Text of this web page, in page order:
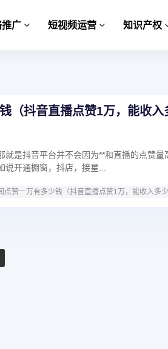
推广 短视频运营 知识产权
（抖音直播点赞1万，能收入
就是抖音平台并不会因为**和直播的点赞量
开通橱窗，抖店，接星...
点赞一万有多少钱（抖音直播点赞1万，能收入多少